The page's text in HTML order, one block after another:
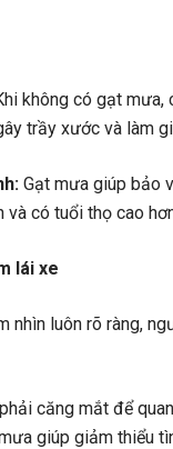
không có gạt
trầy xước và làm
Gạt mưa giúp bảo
và có tuổi thọ cao
lái xe
nhìn luôn rõ ràng,
căng mắt để
giúp giảm thiểu